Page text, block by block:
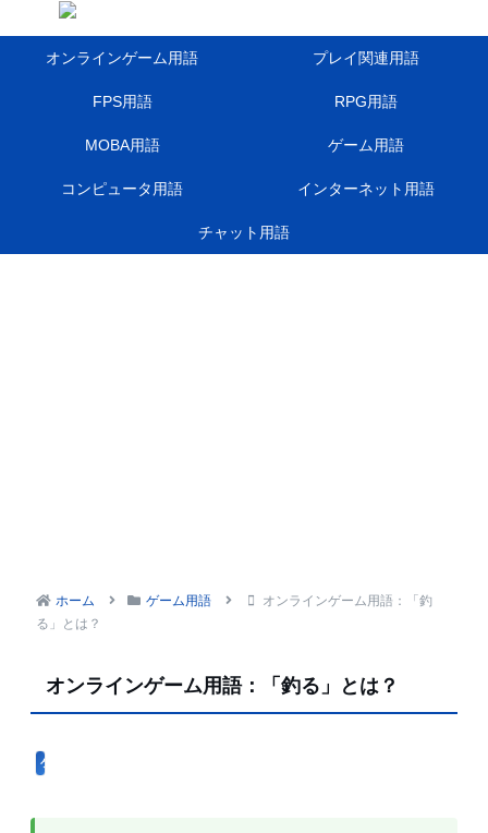
オンラインゲーム用語 プレイ関連用語
FPS用語 RPG用語
MOBA用語 ゲーム用語
コンピュータ用語 インターネット用語
チャット用語
ホーム ゲーム用語
オンラインゲーム用語：「釣
る」とは？
オンラインゲーム用語：「釣る」とは？
ゲーム用語